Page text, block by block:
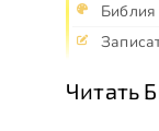
Библия
Читать